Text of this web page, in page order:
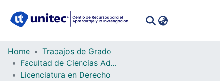
Communities
Collections
Home
Trabajos de Grado
Facultad de Ciencias Administrativas y Sociales
Licenciatura en Derecho